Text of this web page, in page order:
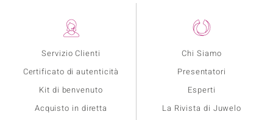
Servizio Clienti
Certificato di autenticità
Kit di benvenuto
Acquisto in diretta
Chi Siamo
Presentatori
Esperti
La Rivista di Juwelo